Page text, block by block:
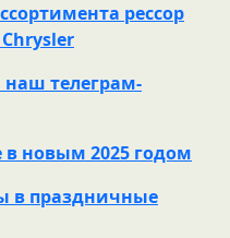
рессор
телеграм-
в новым 2025 годом
в праздничные